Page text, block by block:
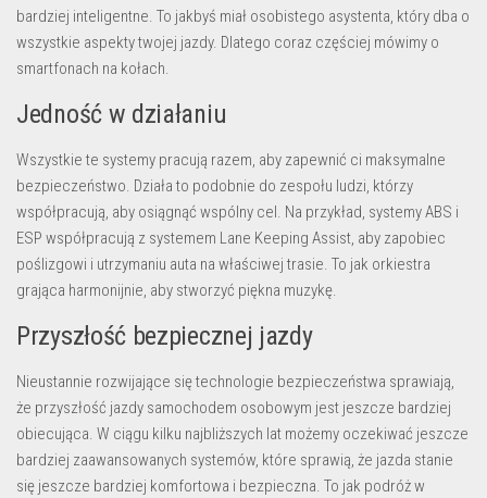
bardziej inteligentne. To jakbyś miał osobistego asystenta, który dba o
wszystkie aspekty twojej jazdy. Dlatego coraz częściej mówimy o
smartfonach na kołach.
Jedność w działaniu
Wszystkie te systemy pracują razem, aby zapewnić ci maksymalne
bezpieczeństwo. Działa to podobnie do zespołu ludzi, którzy
współpracują, aby osiągnąć wspólny cel. Na przykład, systemy ABS i
ESP współpracują z systemem Lane Keeping Assist, aby zapobiec
poślizgowi i utrzymaniu auta na właściwej trasie. To jak orkiestra
grająca harmonijnie, aby stworzyć piękna muzykę.
Przyszłość bezpiecznej jazdy
Nieustannie rozwijające się technologie bezpieczeństwa sprawiają,
że przyszłość jazdy samochodem osobowym jest jeszcze bardziej
obiecująca. W ciągu kilku najbliższych lat możemy oczekiwać jeszcze
bardziej zaawansowanych systemów, które sprawią, że jazda stanie
się jeszcze bardziej komfortowa i bezpieczna. To jak podróż w